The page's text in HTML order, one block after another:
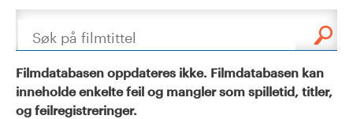
Søk
Filmdatabasen oppdateres ikke. Filmdatabasen kan
inneholde enkelte feil og mangler som spilletid, titler,
og feilregistreringer.